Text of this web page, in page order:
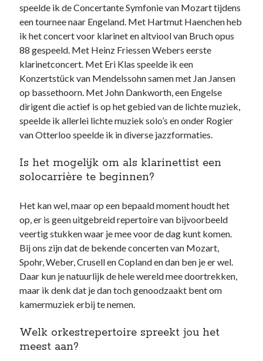
speelde ik de Concertante Symfonie van Mozart tijdens
een tournee naar Engeland. Met Hartmut Haenchen heb
ik het concert voor klarinet en altviool van Bruch opus
88 gespeeld. Met Heinz Friessen Webers eerste
klarinetconcert. Met Eri Klas speelde ik een
Konzertstück van Mendelssohn samen met Jan Jansen
op bassethoorn. Met John Dankworth, een Engelse
dirigent die actief is op het gebied van de lichte muziek,
speelde ik allerlei lichte muziek solo’s en onder Rogier
van Otterloo speelde ik in diverse jazzformaties.
Is het mogelijk om als klarinettist een
solocarrière te beginnen?
Het kan wel, maar op een bepaald moment houdt het
op, er is geen uitgebreid repertoire van bijvoorbeeld
veertig stukken waar je mee voor de dag kunt komen.
Bij ons zijn dat de bekende concerten van Mozart,
Spohr, Weber, Crusell en Copland en dan ben je er wel.
Daar kun je natuurlijk de hele wereld mee doortrekken,
maar ik denk dat je dan toch genoodzaakt bent om
kamermuziek erbij te nemen.
Welk orkestrepertoire spreekt jou het
meest aan?